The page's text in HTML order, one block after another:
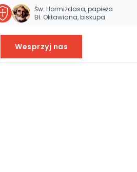
Św. Hormizdasa, papieża
Bł. Oktawiana, biskupa
Wesprzyj nas